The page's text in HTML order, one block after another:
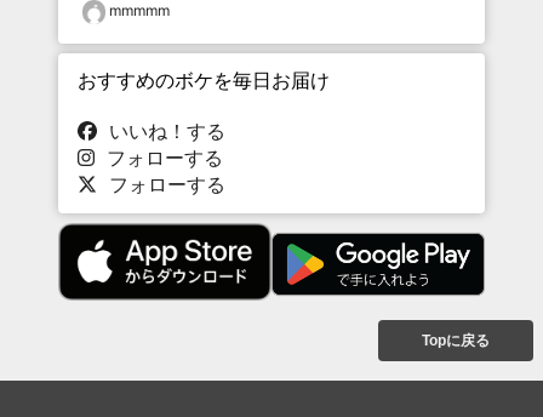
mmmmm
おすすめのボケを毎日お届け
いいね！する
フォローする
フォローする
Topに戻る